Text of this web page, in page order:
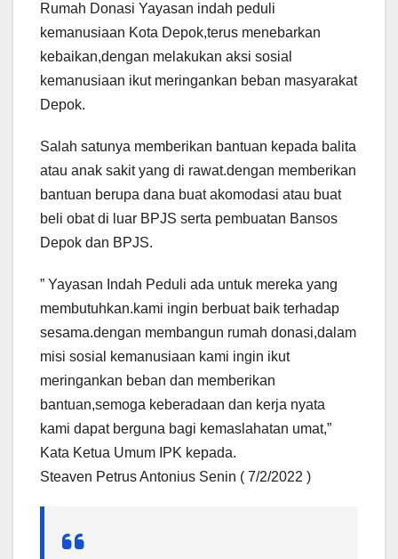
Rumah Donasi Yayasan indah peduli
kemanusiaan Kota Depok,terus menebarkan
kebaikan,dengan melakukan aksi sosial
kemanusiaan ikut meringankan beban masyarakat
Depok.
Salah satunya memberikan bantuan kepada balita
atau anak sakit yang di rawat.dengan memberikan
bantuan berupa dana buat akomodasi atau buat
beli obat di luar BPJS serta pembuatan Bansos
Depok dan BPJS.
” Yayasan Indah Peduli ada untuk mereka yang
membutuhkan.kami ingin berbuat baik terhadap
sesama.dengan membangun rumah donasi,dalam
misi sosial kemanusiaan kami ingin ikut
meringankan beban dan memberikan
bantuan,semoga keberadaan dan kerja nyata
kami dapat berguna bagi kemaslahatan umat,”
Kata Ketua Umum IPK kepada.
Steaven Petrus Antonius Senin ( 7/2/2022 )